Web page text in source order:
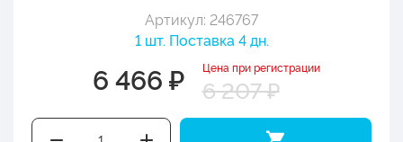
Артикул: 246767
1 шт. Поставка 4 дн.
6 466 ₽ Цена при регистрации
6 207 ₽